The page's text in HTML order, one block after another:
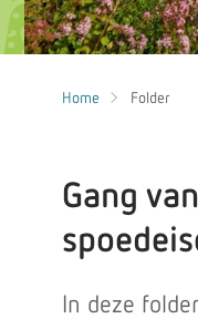
Home Folder
Gang
In deze